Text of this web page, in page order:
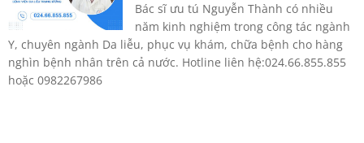
Bác sĩ ưu tú Nguyễn Thành có nhiều
năm kinh nghiệm trong công tác ngành
Y, chuyên ngành Da liễu, phục vụ khám, chữa bệnh cho hàng
nghìn bệnh nhân trên cả nước. Hotline liên hệ:024.66.855.855
hoặc 0982267986